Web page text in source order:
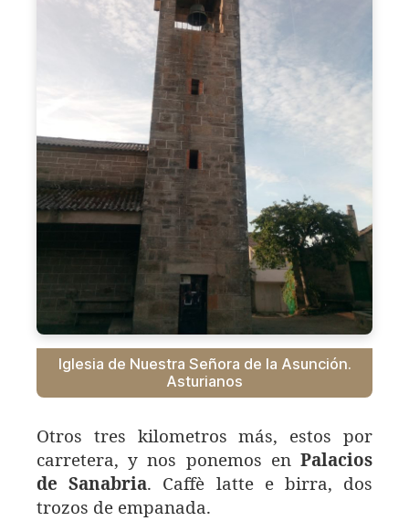
Iglesia de Nuestra Señora de la Asunción.
Asturianos
Otros tres kilometros más, estos por
carretera, y nos ponemos en Palacios
de Sanabria. Caffè latte e birra, dos
trozos de empanada.